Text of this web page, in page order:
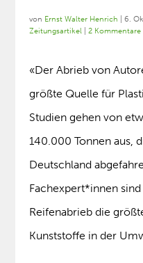
von Ernst Walter Henrich |6.
Zeitungsartikel |2 Kommentare
«Der Abrieb von
größte Quelle für
Studien gehen von
140.000 Tonnen aus,
Deutschland
Fachexpert*innen
Reifenabrieb die
Kunststoffe in der